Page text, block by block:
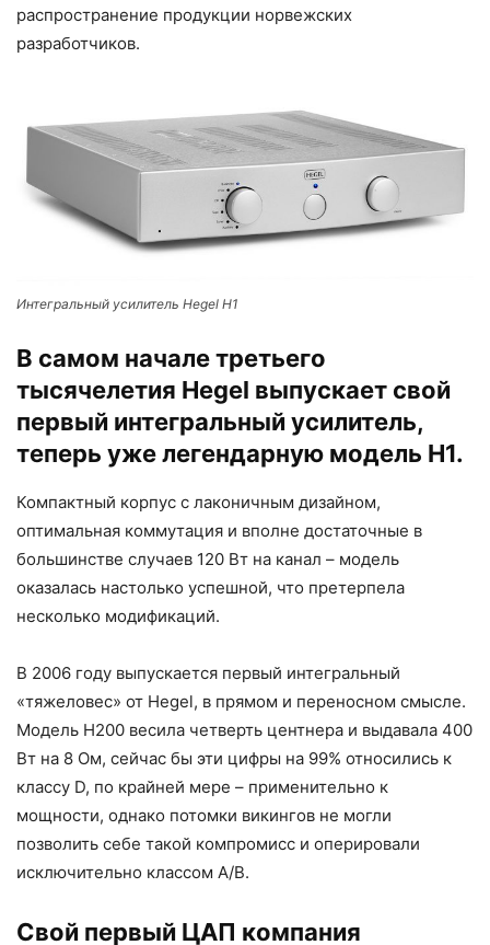
распространение продукции норвежских
разработчиков.
Интегральный усилитель Hegel H1
В самом начале третьего
тысячелетия Hegel выпускает свой
первый интегральный усилитель,
теперь уже легендарную модель H1.
Компактный корпус с лаконичным дизайном,
оптимальная коммутация и вполне достаточные в
большинстве случаев 120 Вт на канал – модель
оказалась настолько успешной, что претерпела
несколько модификаций.
В 2006 году выпускается первый интегральный
«тяжеловес» от Hegel, в прямом и переносном смысле.
Модель H200 весила четверть центнера и выдавала 400
Вт на 8 Ом, сейчас бы эти цифры на 99% относились к
классу D, по крайней мере – применительно к
мощности, однако потомки викингов не могли
позволить себе такой компромисс и оперировали
исключительно классом А/В.
Свой первый ЦАП компания